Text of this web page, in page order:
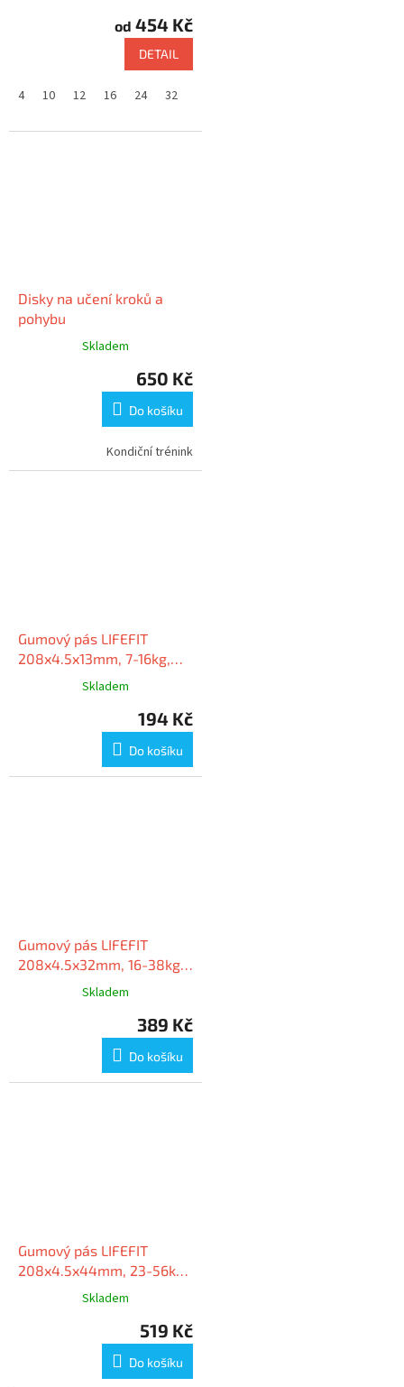
od 454 Kč
DETAIL
4 10 12 16 24 32
Disky na učení kroků a
pohybu
Skladem
650 Kč
Do košíku
Kondiční trénink
Gumový pás LIFEFIT
208x4.5x13mm, 7-16kg,
Skladem
194 Kč
Do košíku
Gumový pás LIFEFIT
208x4.5x32mm, 16-38kg,
Skladem
389 Kč
Do košíku
Gumový pás LIFEFIT
208x4.5x44mm, 23-56kg,
Skladem
519 Kč
Do košíku